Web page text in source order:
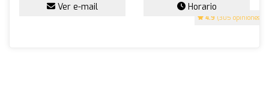
4.9 (305 opiniones)
Ver e-mail Horario